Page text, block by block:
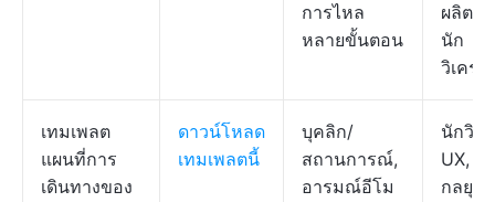
การไหล
หลายขั้นตอน
ผลิตภั
นัก
วิเครา
เทมเพลต
แผนที่การ
เดินทางของ
ดาวน์โหลด
เทมเพลตนี้
บุคลิก/
สถานการณ์,
อารมณ์อีโม
นักวิจัย
UX, นั
กลยุทธ์